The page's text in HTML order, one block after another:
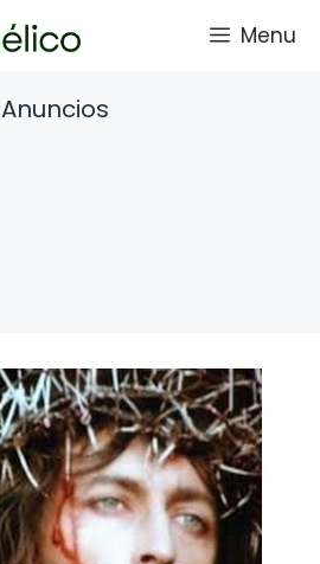
Menu
Anuncios